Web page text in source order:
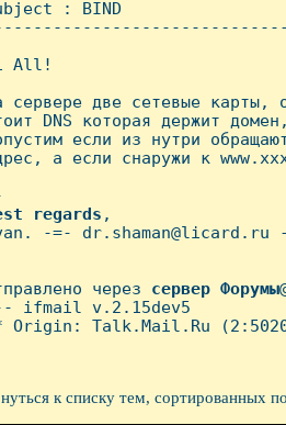
: BIND
All!
сервере две сетевые
DNS которая держит
если из нутри
а если снаружи к
regards ,
-=- dr.shaman@licard.ru
через сервер Форумы
ifmail v.2.15dev5
Origin: Talk.Mail.Ru
к списку тем, сортированных